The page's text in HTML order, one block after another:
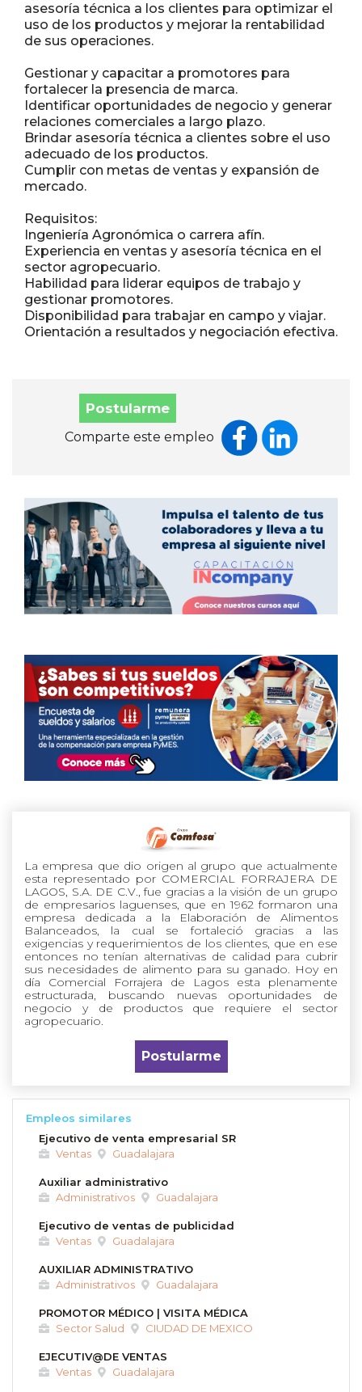
asesoría técnica a los clientes para optimizar el
uso de los productos y mejorar la rentabilidad
de sus operaciones.
Gestionar y capacitar a promotores para
fortalecer la presencia de marca.
Identificar oportunidades de negocio y generar
relaciones comerciales a largo plazo.
Brindar asesoría técnica a clientes sobre el uso
adecuado de los productos.
Cumplir con metas de ventas y expansión de
mercado.
Requisitos:
Ingeniería Agronómica o carrera afín.
Experiencia en ventas y asesoría técnica en el
sector agropecuario.
Habilidad para liderar equipos de trabajo y
gestionar promotores.
Disponibilidad para trabajar en campo y viajar.
Orientación a resultados y negociación efectiva.
Postularme
Comparte este empleo
La empresa que dio origen al grupo que actualmente
esta representado por COMERCIAL FORRAJERA DE
LAGOS, S.A. DE C.V., fue gracias a la visión de un grupo
de empresarios laguenses, que en 1962 formaron una
empresa dedicada a la Elaboración de Alimentos
Balanceados, la cual se fortaleció gracias a las
exigencias y requerimientos de los clientes, que en ese
entonces no tenían alternativas de calidad para cubrir
sus necesidades de alimento para su ganado. Hoy en
día Comercial Forrajera de Lagos esta plenamente
estructurada, buscando nuevas oportunidades de
negocio y de productos que requiere el sector
agropecuario.
Postularme
Empleos similares
Ejecutivo de venta empresarial SR
Ventas
Guadalajara
Auxiliar administrativo
Administrativos
Guadalajara
Ejecutivo de ventas de publicidad
Ventas
Guadalajara
AUXILIAR ADMINISTRATIVO
Administrativos
Guadalajara
PROMOTOR MÉDICO | VISITA MÉDICA
Sector Salud
CIUDAD DE MEXICO
EJECUTIV@DE VENTAS
Ventas
Guadalajara